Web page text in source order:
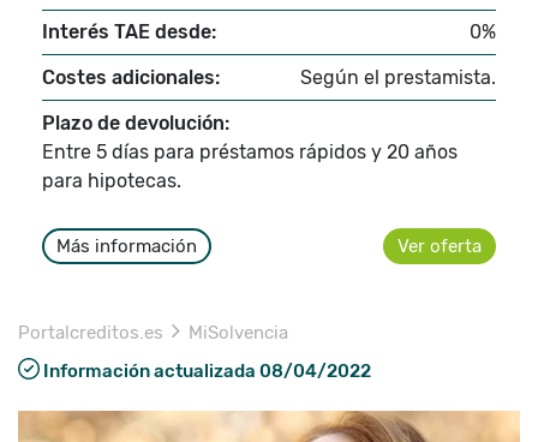
Interés TAE desde:
0%
Costes adicionales:
Según el prestamista.
Plazo de devolución:
Entre 5 días para préstamos rápidos y 20 años
para hipotecas.
Más información Ver oferta
Portalcreditos.es
MiSolvencia
Información actualizada 08/04/2022